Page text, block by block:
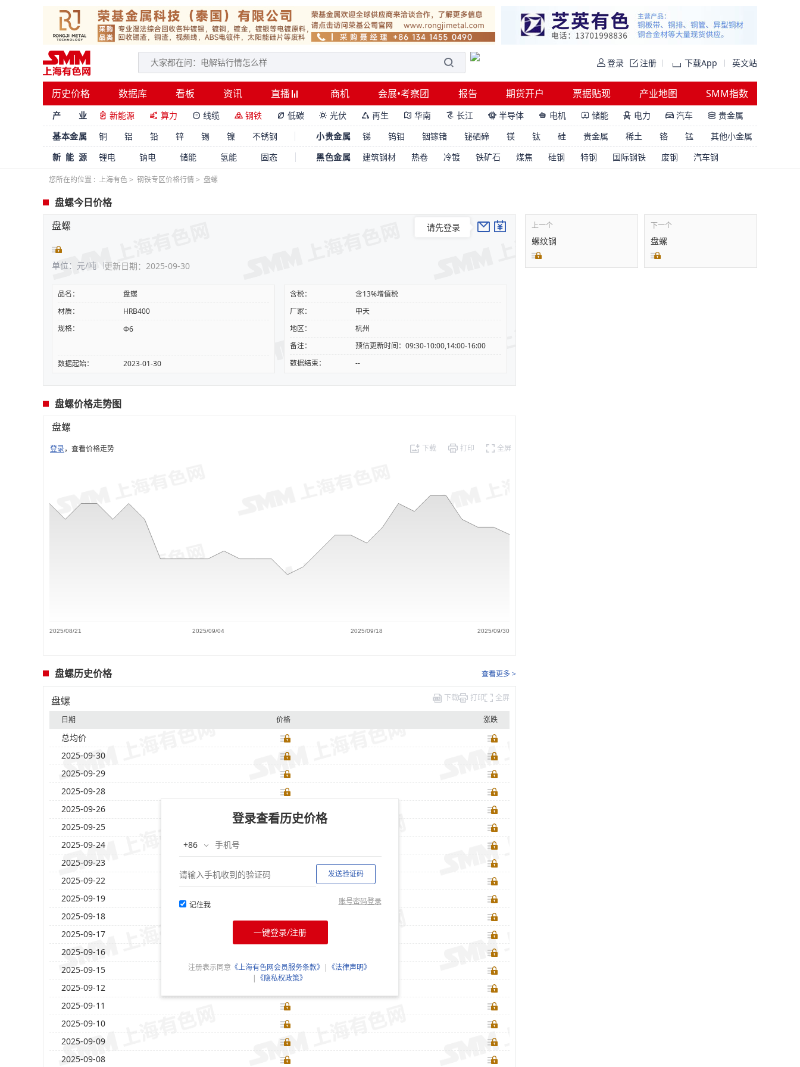
登录 注册 下载App 英文站
历史价格 数据库 看板 资讯 直播 商机 会展•考察团 报告 期货开户 票据贴现 产业地图 SMM指数
产 业  新能源  算力  线缆  钢铁  低碳  光伏  再生  华南  长江  半导体  电机  储能  电力  汽车  贵金属
基本金属
铜 铝 铅 锌 锡 镍 不锈钢 小贵金属 锑 钨钼 铟镓锗 铋硒碲 镁 钛 硅 贵金属 稀土 铬 锰
其他小金属
新能源
锂电 钠电 储能 氢能 固态 黑色金属 建筑钢材 热卷 冷镀 铁矿石 煤焦 硅钢 特钢 国际钢铁 废钢 汽车钢
您所在的位置 : 上海有色> 钢铁专区价格行情> 盘螺
盘螺今日价格
盘螺
单位：元/吨 更新日期：2025-09-30
请先登录
品名：
盘螺
材质：
HRB400
规格：
Φ6
数据起始： 2023-01-30
含税：
含13%增值税
厂家：
中天
地区：
杭州
备注：
预估更新时间：09:30-10:00,14:00-16:00
数据结束：
--
盘螺价格走势图
盘螺
2025/08/21 2025/09/04 2025/09/18 2025/09/30
登录，查看价格走势 下载 打印 全屏
盘螺历史价格 查看更多 >
盘螺 下载 打印 全屏
日期 价格 涨跌
总均价
2025-09-30
2025-09-29
2025-09-28
2025-09-26
2025-09-25
2025-09-24
2025-09-23
2025-09-22
2025-09-19
2025-09-18
2025-09-17
2025-09-16
2025-09-15
2025-09-12
2025-09-11
2025-09-10
2025-09-09
2025-09-08
登录查看历史价格
发送验证码
记住我 账号密码登录
一键登录/注册
注册表示同意 《上海有色网会员服务条款》 | 《法律声明》
| 《隐私权政策》
上一个
螺纹钢
下一个
盘螺